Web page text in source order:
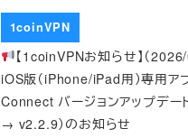
1coinVPN
【1coinVPNお知らせ】（
iOS版（iPhone/iPad用）専用ア
Connect バージョンアップデー
→ v2.2.9）のお知らせ